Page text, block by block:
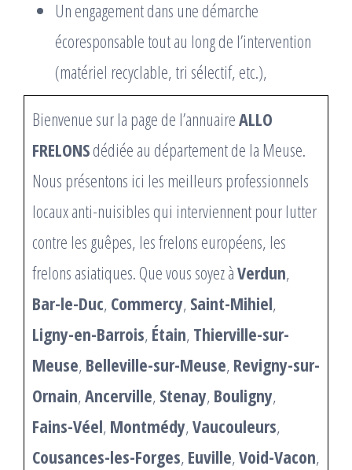
Un engagement dans une démarche
écoresponsable tout au long de l’intervention
(matériel recyclable, tri sélectif, etc.),
Bienvenue sur la page de l’annuaireALLO
FRELONSdédiée au département de la Meuse.
Nous présentons ici les meilleurs professionnels
locaux anti-nuisibles qui interviennent pour lutter
contre les guêpes, les frelons européens, les
frelons asiatiques. Que vous soyez àVerdun,
Bar-le-Duc, Commercy, Saint-Mihiel,
Ligny-en-Barrois, Étain, Thierville-sur-
Meuse, Belleville-sur-Meuse, Revigny-sur-
Ornain,Ancerville, Stenay, Bouligny,
Fains-Véel, Montmédy,Vaucouleurs,
Cousances-les-Forges, Euville,Void-Vacon,